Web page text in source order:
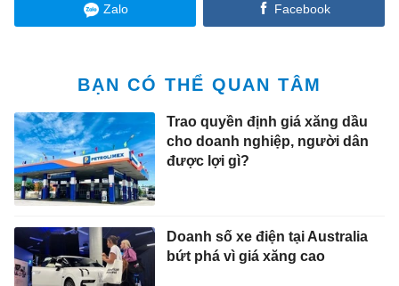
Zalo Facebook
BẠN CÓ THỂ QUAN TÂM
Trao quyền định giá xăng dầu
cho doanh nghiệp, người dân
được lợi gì?
Doanh số xe điện tại Australia
bứt phá vì giá xăng cao